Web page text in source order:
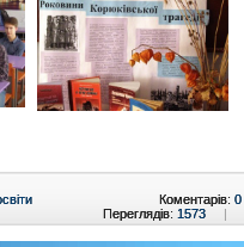
Коментарів: 0
Переглядів: 1573